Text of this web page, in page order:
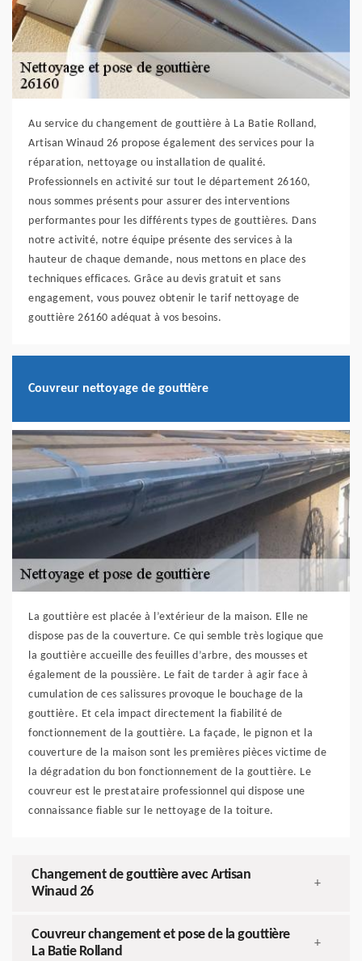
Au service du changement de gouttière à La Batie Rolland,
Artisan Winaud 26 propose également des services pour la
réparation, nettoyage ou installation de qualité.
Professionnels en activité sur tout le département 26160,
nous sommes présents pour assurer des interventions
performantes pour les différents types de gouttières. Dans
notre activité, notre équipe présente des services à la
hauteur de chaque demande, nous mettons en place des
techniques efficaces. Grâce au devis gratuit et sans
engagement, vous pouvez obtenir le tarif nettoyage de
gouttière 26160 adéquat à vos besoins.
Couvreur nettoyage de gouttière
La gouttière est placée à l’extérieur de la maison. Elle ne
dispose pas de la couverture. Ce qui semble très logique que
la gouttière accueille des feuilles d’arbre, des mousses et
également de la poussière. Le fait de tarder à agir face à
cumulation de ces salissures provoque le bouchage de la
gouttière. Et cela impact directement la fiabilité de
fonctionnement de la gouttière. La façade, le pignon et la
couverture de la maison sont les premières pièces victime de
la dégradation du bon fonctionnement de la gouttière. Le
couvreur est le prestataire professionnel qui dispose une
connaissance fiable sur le nettoyage de la toiture.
Changement de gouttière avec Artisan
Winaud 26
+
Couvreur changement et pose de la gouttière
La Batie Rolland
+